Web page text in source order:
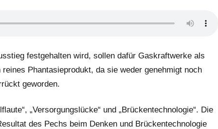
festgehalten wird, sollen dafür Gaskraftwerke als
Phantasieprodukt, da sie weder genehmigt noch
geworden.
„Versorgungslücke“ und „Brückentechnologie“. Die
des Pechs beim Denken und Brückentechnologie